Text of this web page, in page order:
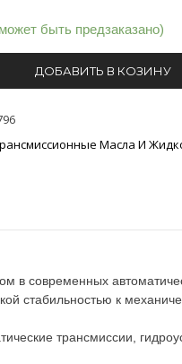
быть предзаказано)
ДОБАВИТЬ В КОЗИНУ
Масла И
в современных
стабильностью к
трансмиссии,